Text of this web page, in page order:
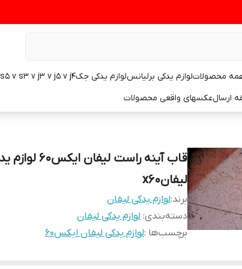
محصولاتلوازم یدکی برلیانسلوازم یدکی جکs5 v s3 v j3 v j5 v j4
ارسالعکسهای واقعی محصولات
لیفانx60
برند:لوازم یدکی لیفان
دسته‌بندی: لوازم یدکی لیفان
برچسب‌ها :لوازم یدکی لیفان ایکس۶۰